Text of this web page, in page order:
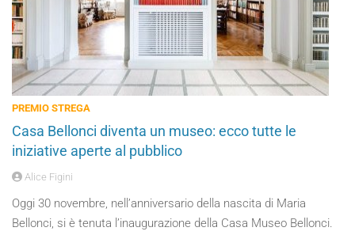
PREMIO STREGA
Casa Bellonci diventa un museo: ecco tutte le
iniziative aperte al pubblico
Alice Figini
Oggi 30 novembre, nell’anniversario della nascita di Maria
Bellonci, si è tenuta l’inaugurazione della Casa Museo Bellonci.